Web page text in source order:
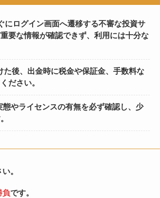
ログイン画面へ遷移する不審な投資サ
要な情報が確認できず、利用には十分な
後、出金時に税金や保証金、手数料な
ださい。
やライセンスの有無を必ず確認し、少
。
負です。